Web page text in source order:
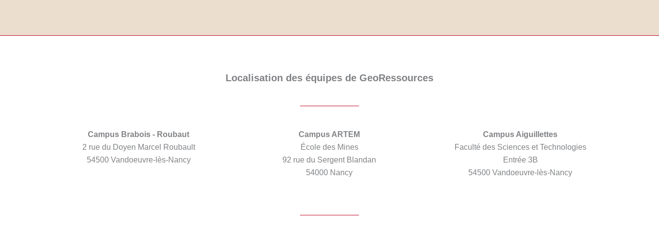
Localisation des équipes de GeoRessources
Campus Brabois - Roubaut
2 rue du Doyen Marcel Roubault
54500 Vandoeuvre-lès-Nancy
Campus ARTEM
École des Mines
92 rue du Sergent Blandan
54000 Nancy
Campus Aiguillettes
Faculté des Sciences et Technologies
Entrée 3B
54500 Vandoeuvre-lès-Nancy